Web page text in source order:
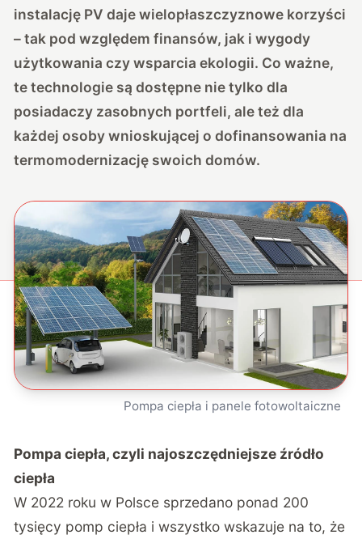
instalację PV daje wielopłaszczyznowe korzyści
– tak pod względem finansów, jak i wygody
użytkowania czy wsparcia ekologii. Co ważne,
te technologie są dostępne nie tylko dla
posiadaczy zasobnych portfeli, ale też dla
każdej osoby wnioskującej o dofinansowania na
termomodernizację swoich domów.
Pompa ciepła i panele fotowoltaiczne
Pompa ciepła, czyli najoszczędniejsze źródło
ciepła
W 2022 roku w Polsce sprzedano ponad 200
tysięcy pomp ciepła i wszystko wskazuje na to, że